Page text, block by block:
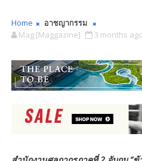
Home
อาชญากรรม
Mag [Maggazine]
3 months ago